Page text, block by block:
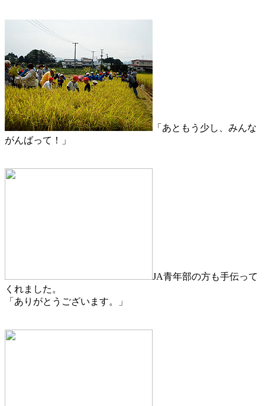
「あともう少し、みんな
がんばって！」
JA青年部の方も手伝って
くれました。
「ありがとうございます。」